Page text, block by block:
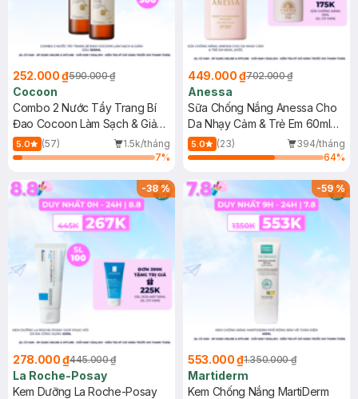
252.000 ₫590.000 ₫
Cocoon
Combo 2 Nước Tẩy Trang Bí
Đao Cocoon Làm Sạch & Giảm
Dầu 500ml
5.0 (57)
1.5k/tháng
7%
449.000 ₫702.000 ₫
Anessa
Sữa Chống Nắng Anessa Cho
Da Nhạy Cảm & Trẻ Em 60ml
(Mới)
5.0 (23)
394/tháng
64%
-38%
278.000 ₫445.000 ₫
La Roche-Posay
Kem Dưỡng La Roche-Posay
-59%
553.000 ₫1.350.000 ₫
Martiderm
Kem Chống Nắng MartiDerm